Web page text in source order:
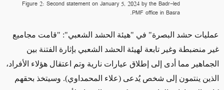
Figure 2: Second statement on January 5, 2024 by the Badr-led
PMF office in Basra.
عمليات حشد البصرة" في "هيئة الحشد الشعبي": "قامت مجاميع
غير منضبطة وغير تابعة لهيئة الحشد الشعبي بإثارة الفتنة بين
الجماهير مما أدى إلى إطلاق عيارات نارية وتم اعتقال هؤلاء الأفراد،
الذين ينتمون إلى شخص يُدعى (علاء المحمداوي). وسيتخذ بحقهم